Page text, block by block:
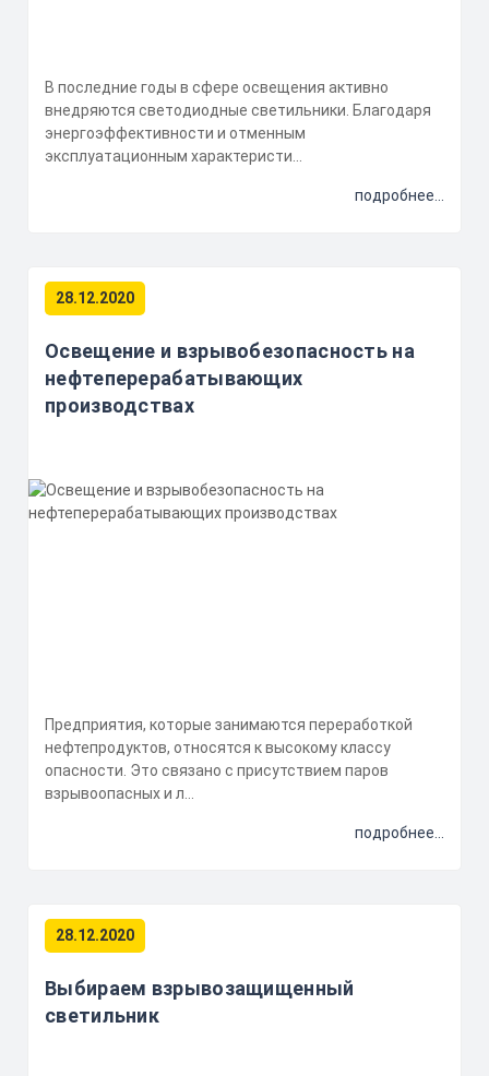
В последние годы в сфере освещения активно
внедряются светодиодные светильники. Благодаря
энергоэффективности и отменным
эксплуатационным характеристи...
подробнее...
28.12.2020
Освещение и взрывобезопасность на
нефтеперерабатывающих
производствах
Предприятия, которые занимаются переработкой
нефтепродуктов, относятся к высокому классу
опасности. Это связано с присутствием паров
взрывоопасных и л...
подробнее...
28.12.2020
Выбираем взрывозащищенный
светильник